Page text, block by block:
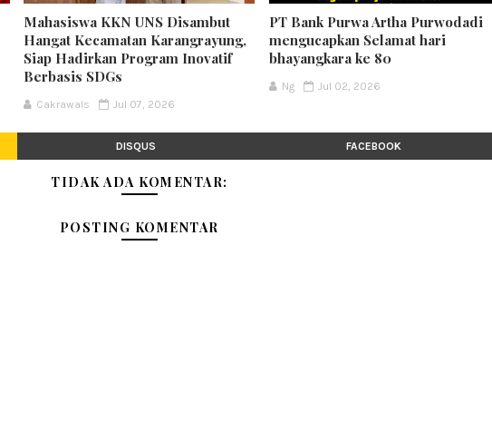
Mahasiswa KKN UNS Disambut
Hangat Kecamatan Karangrayung,
Siap Hadirkan Program Inovatif
Berbasis SDGs
Cakrawals Jul 07, 2026
PT Bank Purwa Artha Purwodadi
mengucapkan Selamat hari
bhayangkara ke 80
Ng Jul 02, 2026
DISQUS FACEBOOK
TIDAK ADA KOMENTAR:
POSTING KOMENTAR